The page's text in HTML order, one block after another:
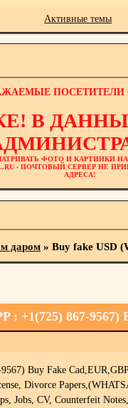
Активные темы
ПОСЕТИТЕЛИ
В
ФОТО И КАРТИНКИ
- ПОЧТОВЫЙ СЕРВЕР
АДРЕСА!
даром »Buy fake USD
: +1(725) 867-9567)
Buy Fake
Divorce
Jobs, CV, Counterfeit